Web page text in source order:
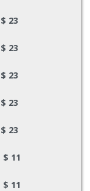
$ 23
$ 23
$ 23
$ 23
$ 23
$ 11
$ 11